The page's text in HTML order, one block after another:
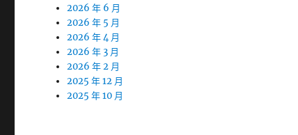
2026 年 6 月
2026 年 5 月
2026 年 4 月
2026 年 3 月
2026 年 2 月
2025 年 12 月
2025 年 10 月